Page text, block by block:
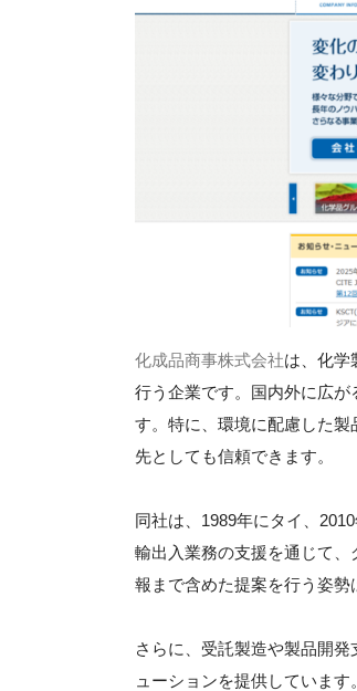
化成品商事株式会社は、化学
行う企業です。国内外に広
す。特に、環境に配慮した
先としても信頼できます。
同社は、1989年にタイ、
輸出入業務の支援を通じて
報まで含めた提案を行う姿勢
さらに、受託製造や製品開
ューションを提供していま